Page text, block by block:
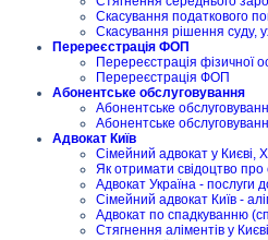
Скасування податкового
Скасування рішення суду,
Перереєстрація ФОП
Перереєстрація фізичної
Перереєстрація ФОП
Абонентське обслуговування
Абонентське
Абонентське
Адвокат Київ
Сімейний адвокат у Києві,
Як отримати свідоцтво про
Адвокат Україна - послуги
Сімейний адвокат Київ -
Адвокат по спадкуванню
Стягнення аліментів у